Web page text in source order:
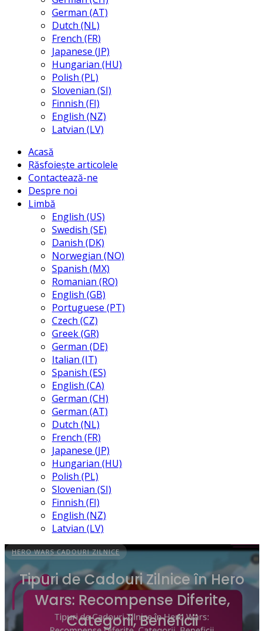
German (AT)
Dutch (NL)
French (FR)
Japanese (JP)
Hungarian (HU)
Polish (PL)
Slovenian (SI)
Finnish (FI)
English (NZ)
Latvian (LV)
Acasă
Răsfoiește articolele
Contactează-ne
Despre noi
Limbă
English (US)
Swedish (SE)
Danish (DK)
Norwegian (NO)
Spanish (MX)
Romanian (RO)
English (GB)
Portuguese (PT)
Czech (CZ)
Greek (GR)
German (DE)
Italian (IT)
Spanish (ES)
English (CA)
German (CH)
German (AT)
Dutch (NL)
French (FR)
Japanese (JP)
Hungarian (HU)
Polish (PL)
Slovenian (SI)
Finnish (FI)
English (NZ)
Latvian (LV)
HERO WARS CADOURI ZILNICE
Tipuri de Cadouri Zilnice în Hero
Wars: Recompense Diferite,
Categorii, Beneficii